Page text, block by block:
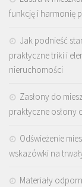
funkcję i harmonię
Jak podnieść
praktyczne triki i
nieruchomości
Zasłony do
praktyczne osłony
Odświeżenie
wskazówki na
Materiały